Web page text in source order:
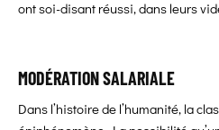
ont soi-disant réussi, dans leurs
MODÉRATION SALARIALE
Dans l’histoire de l’humanité, la